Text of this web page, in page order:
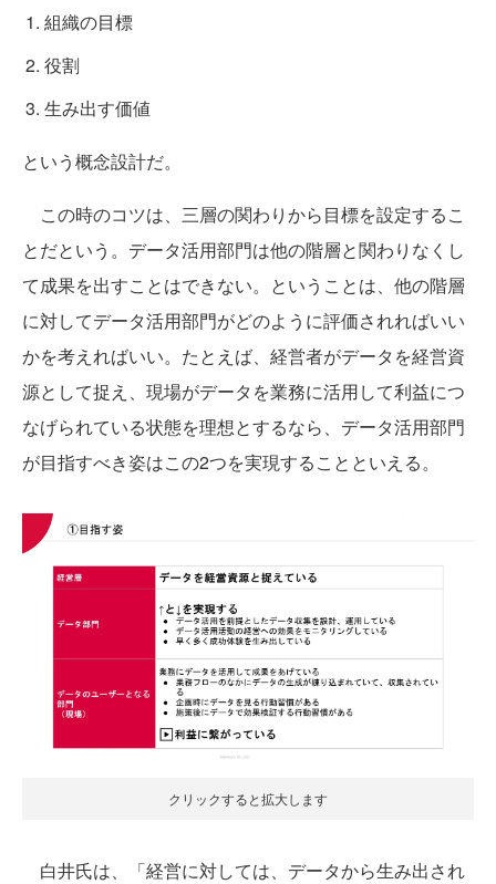
組織の目標
役割
生み出す価値
という概念設計だ。
この時のコツは、三層の関わりから目標を設定するこ
とだという。データ活用部門は他の階層と関わりなくし
て成果を出すことはできない。ということは、他の階層
に対してデータ活用部門がどのように評価されればいい
かを考えればいい。たとえば、経営者がデータを経営資
源として捉え、現場がデータを業務に活用して利益につ
なげられている状態を理想とするなら、データ活用部門
が目指すべき姿はこの2つを実現することといえる。
クリックすると拡大します
白井氏は、「経営に対しては、データから生み出され